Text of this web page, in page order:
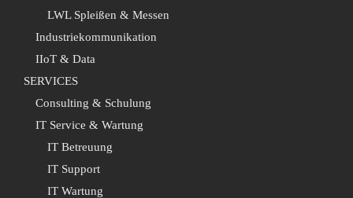
LWL Spleißen & Messen
Industriekommunikation
IIoT & Data
SERVICES
Consulting & Schulung
IT Service & Wartung
IT Betreuung
IT Support
IT Wartung